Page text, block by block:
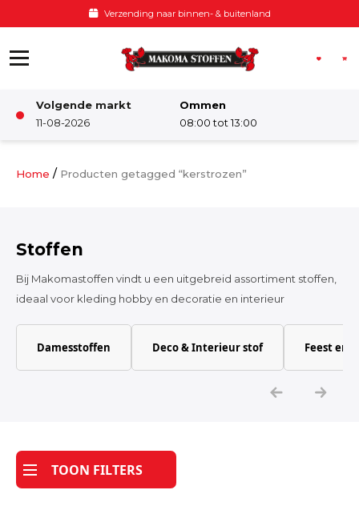
Verzending naar binnen- & buitenland
Volgende markt
11-08-2026
Ommen
08:00 tot 13:00
Damesstoffen
Katoen
Tijdpakker stof
Home / Producten getagged “kerstrozen”
Stoffen
Bij Makomastoffen vindt u een uitgebreid assortiment stoffen,
ideaal voor kleding hobby en decoratie en interieur
Damesstoffen Deco & Interieur stof Feest en
TOON FILTERS